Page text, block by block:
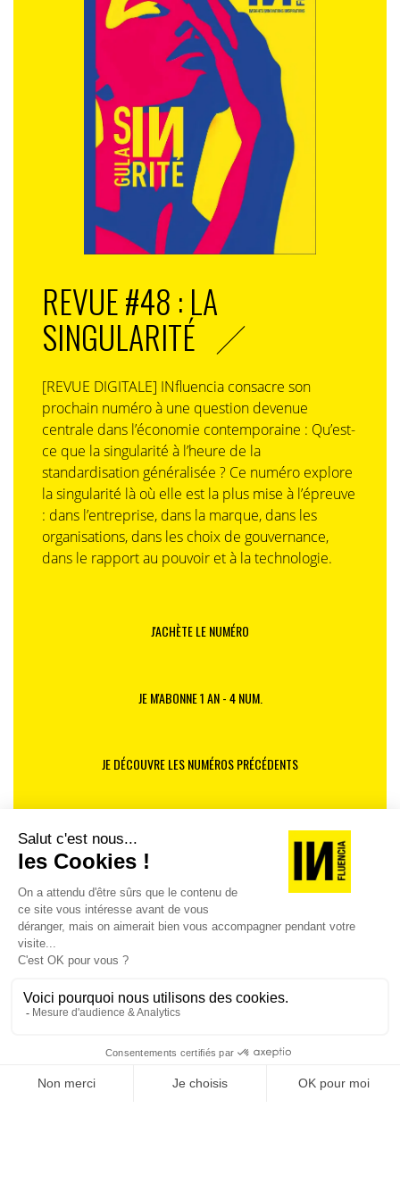
REVUE #48 : LA
SINGULARITÉ
[REVUE DIGITALE] INfluencia consacre son
prochain numéro à une question devenue
centrale dans l’économie contemporaine : Qu’est-
ce que la singularité à l’heure de la
standardisation généralisée ? Ce numéro explore
la singularité là où elle est la plus mise à l’épreuve
: dans l’entreprise, dans la marque, dans les
organisations, dans les choix de gouvernance,
dans le rapport au pouvoir et à la technologie.
J'ACHÈTE LE NUMÉRO
JE M'ABONNE 1 AN - 4 NUM.
JE DÉCOUVRE LES NUMÉROS PRÉCÉDENTS